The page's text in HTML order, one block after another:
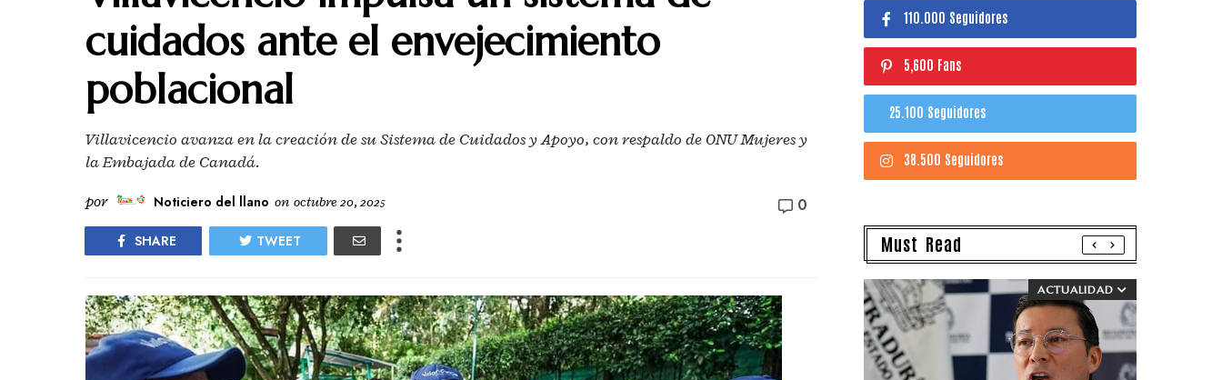
cuidados ante el envejecimiento
poblacional
Villavicencio avanza en la creación de su Sistema de Cuidados y Apoyo, con respaldo de ONU Mujeres y
la Embajada de Canadá.
por Noticiero del llano on octubre 20, 2025 0
SHARE TWEET
110.000 Seguidores
5,600 Fans
25.100 Seguidores
38.500 Seguidores
Must Read
ACTUALIDAD